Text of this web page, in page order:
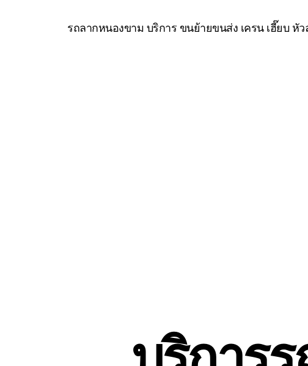
รถลากหนองขาม บริการ ขนย้ายขนส่ง เครน เฮี๊ยบ หัว